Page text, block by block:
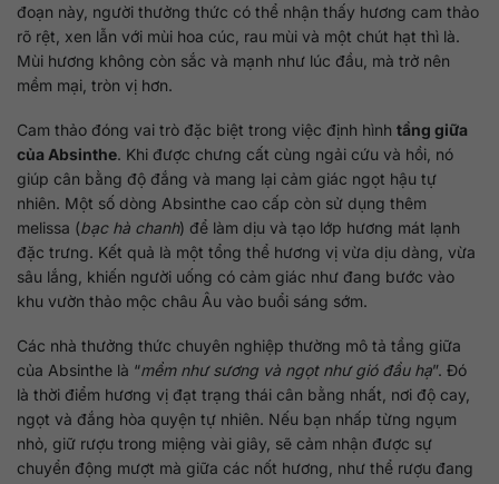
đoạn này, người thưởng thức có thể nhận thấy hương cam thảo
rõ rệt, xen lẫn với mùi hoa cúc, rau mùi và một chút hạt thì là.
Mùi hương không còn sắc và mạnh như lúc đầu, mà trở nên
mềm mại, tròn vị hơn.
Cam thảo đóng vai trò đặc biệt trong việc định hình tầng giữa
của Absinthe. Khi được chưng cất cùng ngải cứu và hồi, nó
giúp cân bằng độ đắng và mang lại cảm giác ngọt hậu tự
nhiên. Một số dòng Absinthe cao cấp còn sử dụng thêm
melissa (bạc hà chanh) để làm dịu và tạo lớp hương mát lạnh
đặc trưng. Kết quả là một tổng thể hương vị vừa dịu dàng, vừa
sâu lắng, khiến người uống có cảm giác như đang bước vào
khu vườn thảo mộc châu Âu vào buổi sáng sớm.
Các nhà thưởng thức chuyên nghiệp thường mô tả tầng giữa
của Absinthe là “mềm như sương và ngọt như gió đầu hạ”. Đó
là thời điểm hương vị đạt trạng thái cân bằng nhất, nơi độ cay,
ngọt và đắng hòa quyện tự nhiên. Nếu bạn nhấp từng ngụm
nhỏ, giữ rượu trong miệng vài giây, sẽ cảm nhận được sự
chuyển động mượt mà giữa các nốt hương, như thể rượu đang